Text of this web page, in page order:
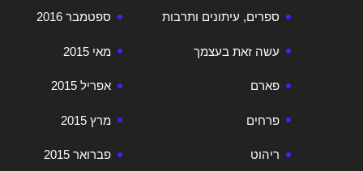
ספטמבר 2016
מאי 2015
אפריל 2015
מרץ 2015
פברואר 2015
ספרים, עיתונים ותרבות
עשה זאת בעצמך
פארם
פרחים
ריהוט